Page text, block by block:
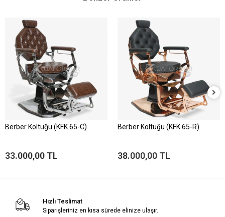
Berber Koltuğu (KFK 65-C)
33.000,00 TL
Berber Koltuğu (KFK 65-R)
38.000,00 TL
Hızlı Teslimat
Siparişleriniz en kısa sürede elinize ulaşır.